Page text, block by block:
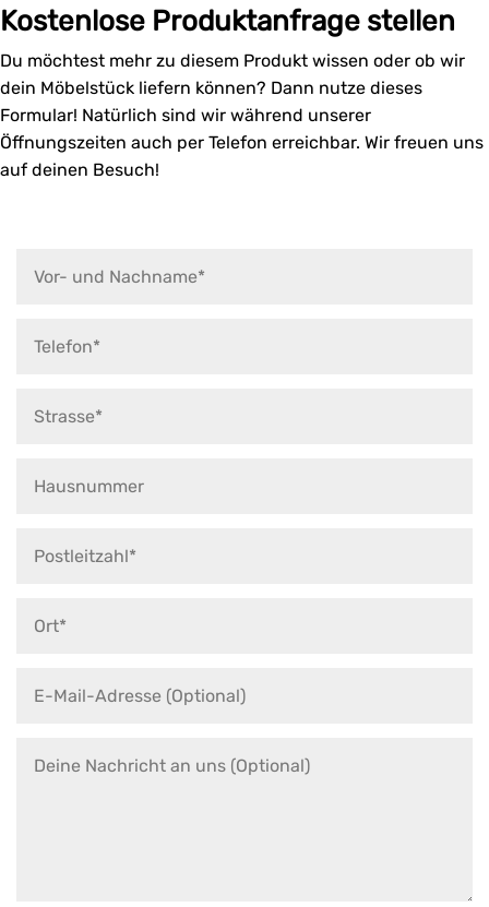
Kostenlose Produktanfrage stellen
Du möchtest mehr zu diesem Produkt wissen oder ob wir
dein Möbelstück liefern können? Dann nutze dieses
Formular! Natürlich sind wir während unserer
Öffnungszeiten auch per Telefon erreichbar. Wir freuen uns
auf deinen Besuch!